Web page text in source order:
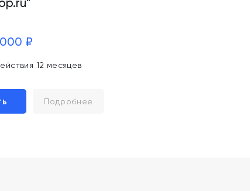
₽
12 месяцев
Подробнее